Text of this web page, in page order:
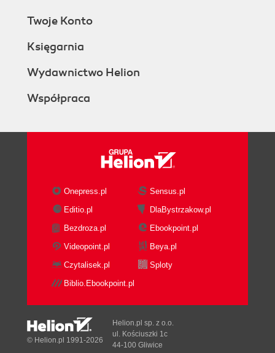
Twoje Konto
Księgarnia
Wydawnictwo Helion
Współpraca
Onepress.pl
Sensus.pl
Editio.pl
DlaBystrzakow.pl
Bezdroza.pl
Ebookpoint.pl
Videopoint.pl
Beya.pl
Czytalisek.pl
Sploty
Biblio.Ebookpoint.pl
© Helion.pl 1991-2026
Helion.pl sp. z o.o.
ul. Kościuszki 1c
44-100 Gliwice